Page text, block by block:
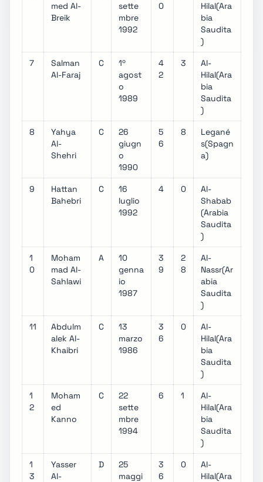
med Al-
Breik
sette
mbre
1992
0
Hilal(Ara
bia
Saudita
)
7
Salman
Al-Faraj
C
1º
agost
o
1989
4
2
3
Al-
Hilal(Ara
bia
Saudita
)
8
Yahya
Al-
Shehri
C
26
giugn
o
1990
5
6
8
Legané
s(Spagn
a)
9
Hattan
Bahebri
C
16
luglio
1992
4 0
Al-
Shabab
(Arabia
Saudita
)
1
0
Moham
mad Al-
Sahlawi
A
10
genna
io
1987
3
9
2
8
Al-
Nassr(Ar
abia
Saudita
)
11
Abdulm
alek Al-
Khaibri
C
13
marzo
1986
3
6
0
Al-
Hilal(Ara
bia
Saudita
)
1
2
Moham
ed
Kanno
C
22
sette
mbre
1994
6 1
Al-
Hilal(Ara
bia
Saudita
)
1
3
Yasser
Al-
D
25
maggi
3
6
0
Al-
Hilal(Ara